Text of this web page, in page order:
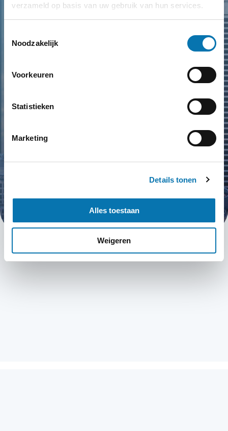
verzameld op basis van uw gebruik van hun services.
Noodzakelijk
Voorkeuren
Statistieken
Marketing
Details tonen
Alles toestaan
Weigeren